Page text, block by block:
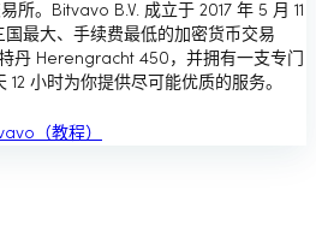
所。Bitvavo B.V. 成立于 2017 年 5 月 11
国最大、手续费最低的加密货币交易
丹 Herengracht 450，并拥有一支专门
12 小时为你提供尽可能优质的服务。
（教程）